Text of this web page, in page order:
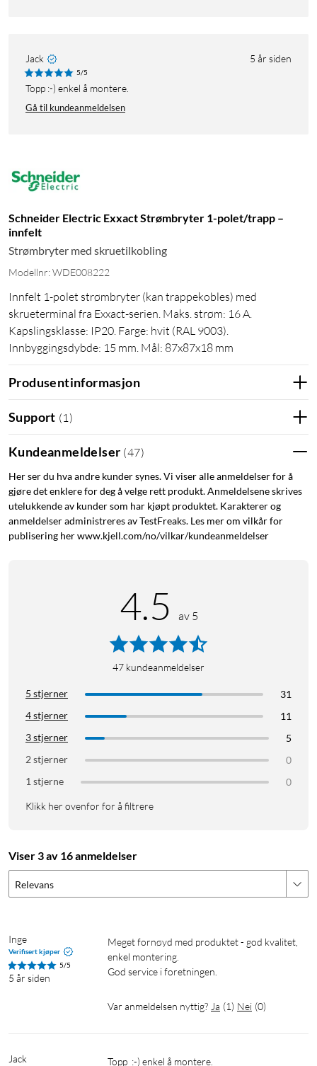
Jack 5 år siden
5/5
Topp :-) enkel å montere.
Gå til kundeanmeldelsen
Schneider Electric Exxact Strømbryter 1-polet/trapp –
innfelt
Strømbryter med skruetilkobling
Modellnr: WDE008222
Innfelt 1-polet strømbryter (kan trappekobles) med
skrueterminal fra Exxact-serien. Maks. strøm: 16 A.
Kapslingsklasse: IP20. Farge: hvit (RAL 9003).
Innbyggingsdybde: 15 mm. Mål: 87x87x18 mm
Produsentinformasjon
Support (1 )
Kundeanmeldelser (47)
Her ser du hva andre kunder synes. Vi viser alle anmeldelser for å
gjøre det enklere for deg å velge rett produkt. Anmeldelsene skrives
utelukkende av kunder som har kjøpt produktet. Karakterer og
anmeldelser administreres av TestFreaks. Les mer om vilkår for
publisering her www.kjell.com/no/vilkar/kundeanmeldelser
4.5 av 5
47 kundeanmeldelser
5 stjerner
31
4 stjerner
11
3 stjerner
5
2 stjerner
0
1 stjerne
0
Klikk her ovenfor for å filtrere
Viser 3 av 16 anmeldelser
Relevans
Inge
Verifisert kjøper
5/5
5 år siden
Meget fornøyd med produktet - god kvalitet,
enkel montering.
God service i foretningen.
Var anmeldelsen nyttig? Ja (1) Nei (0)
Jack Topp  :-) enkel å montere.